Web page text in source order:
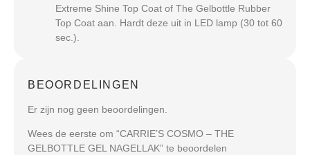
Extreme Shine Top Coat of The Gelbottle Rubber
Top Coat aan. Hardt deze uit in LED lamp (30 tot 60
sec.).
BEOORDELINGEN
Er zijn nog geen beoordelingen.
Wees de eerste om “CARRIE’S COSMO – THE
GELBOTTLE GEL NAGELLAK” te beoordelen